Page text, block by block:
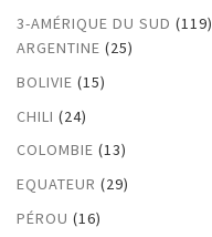
3-AMÉRIQUE DU SUD (119)
ARGENTINE (25)
BOLIVIE (15)
CHILI (24)
COLOMBIE (13)
EQUATEUR (29)
PÉROU (16)